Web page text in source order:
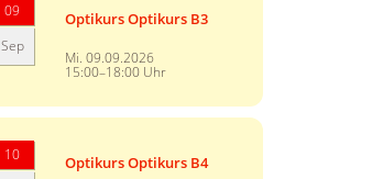
09
Sep
Optikurs Optikurs B3
Mi. 09.09.2026
15:00–18:00 Uhr
10
Optikurs Optikurs B4